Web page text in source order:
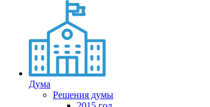
Дума
Решения думы